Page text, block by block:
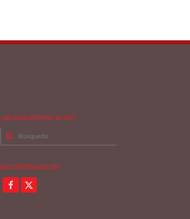
¿NO ENCUENTRAS ALGO?
Buscar
ENCUÉNTRANOS EN